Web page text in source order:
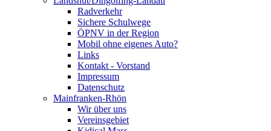
Radverkehr
Sichere Schulwege
ÖPNV in der Region
Mobil ohne eigenes Auto?
Links
Kontakt - Vorstand
Impressum
Datenschutz
Mainfranken-Rhön
Wir über uns
Vereinsgebiet